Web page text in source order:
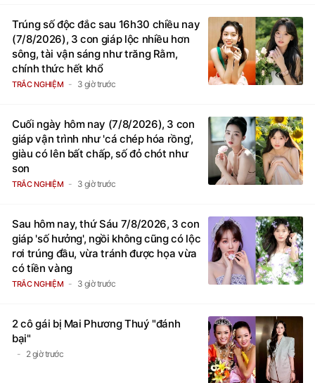
Trúng số độc đắc sau 16h30 chiều nay
(7/8/2026), 3 con giáp lộc nhiều hơn
sông, tài vận sáng như trăng Rằm,
chính thức hết khổ
TRẮC NGHIỆM 3 giờ trước
Cuối ngày hôm nay (7/8/2026), 3 con
giáp vận trình như 'cá chép hóa rồng',
giàu có lên bất chấp, số đỏ chót như
son
TRẮC NGHIỆM 3 giờ trước
Sau hôm nay, thứ Sáu 7/8/2026, 3 con
giáp 'số hưởng', ngồi không cũng có lộc
rơi trúng đầu, vừa tránh được họa vừa
có tiền vàng
TRẮC NGHIỆM 3 giờ trước
2 cô gái bị Mai Phương Thuý "đánh
bại"
2 giờ trước